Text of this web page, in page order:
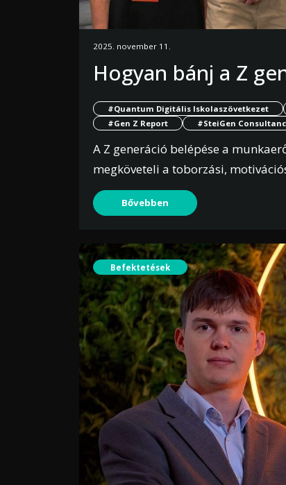
2025. november 11.
Hogyan bánj a Z
#Quantum Digitális Iskolaszövetkezet
#Gen Z Report
#SteiGen
A Z generáció belépése a
megköveteli a toborzási,
Bővebben
Befektetések